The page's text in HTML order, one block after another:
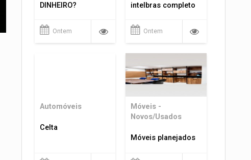
DINHEIRO?
Ontem
intelbras completo
Ontem
Automóveis
Celta
Móveis -
Novos/Usados
Móveis planejados